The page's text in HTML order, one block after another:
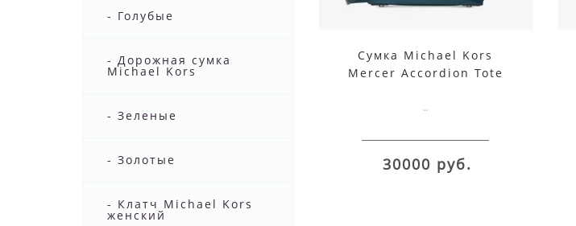
- Голубые
- Дорожная сумка
Michael Kors
- Зеленые
- Золотые
- Клатч Michael Kors
женский
Сумка Michael Kors
Mercer Accordion Tote
..
30000 руб.